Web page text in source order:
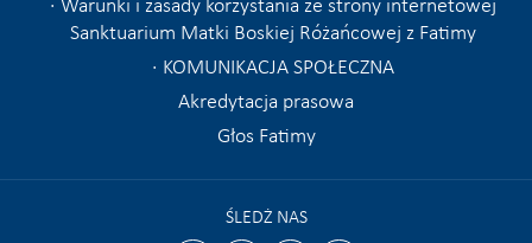
Sanktuarium Matki Boskiej Różańcowej z Fatimy
KOMUNIKACJA SPOŁECZNA
Akredytacja prasowa
Głos Fatimy
ŚLEDŻ NAS